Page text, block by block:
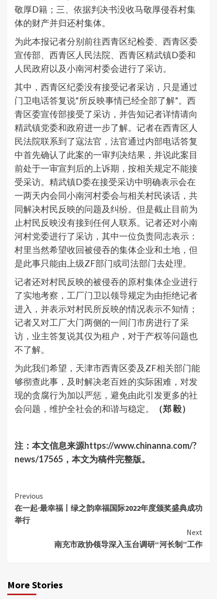
敬厚D籍；三、依据判决书没收马敬厚侵吞村集
体的财产并归还村集体。
为此本报记者分别前往西青区纪检委、西青区委
宣传部、西青区人民法院、西青区精武镇D委和
人民政府以及小南河村委会进行了采访。
其中，西青区纪委没有接受记者采访，只是通过
门卫电话答复说“所反映事情已经全部了解”。西
青区委宣传部接受了采访，并告知记者详情请向
精武镇党委和政府进一步了解。记者在西青区人
民法院联系到了寇法官，法官通过内部电话答复
中首先确认了此案的一审判决结果，并说此案目
前处于一审宣判后的上诉期，按相关规定不能接
受采访。精武镇D委在接受采访中明确表示会在
一两天内会同小南河村委会与相关村民谈话，共
同解决村民反映的问题及纠纷。但是截止目前为
止村民反映没有接到任何人联系。记者还对小南
河村党委进行了采访，其中一位负责同志表示：
村里当然希望收回被侵吞的集体企业和土地，但
是此事只能由上级ZF部门或司法部门去处理。
记者还对村民反映的被侵吞的原村集体企业进行
了实地考察，工厂门卫以领导规定为由拒绝记者
进入，并表示对村民所反映的情况表示不知情；
记者又对工厂大门两侧的一间门市房进行了采
访，业主答复说其仅为租户，对于产权等问题也
不了解。
为此我们希望，天津市西青区委及ZF相关部门能
够彻查此事，及时解决老百姓的实际困难，对发
现的贪腐行为加以严惩，避免由此引发更多的社
会问题，维护全社会的和谐与稳定。
（郑 毅）
​注：本文信息来源https://www.chinanna.com/?
news/17565，本文为稿件完整版。
Continue
Reading
Previous
在一起·最幸福丨绿之韵幸福国际2022年度颁奖盛典成功
举行
Next
南充市政协领导深入玉台调研“河长制”工作
More Stories